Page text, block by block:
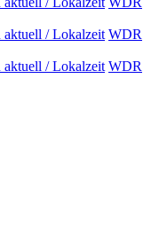
/ Lokalzeit WDR
/ Lokalzeit WDR